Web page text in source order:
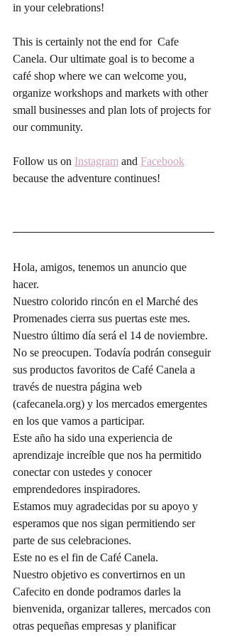
in your celebrations!
This is certainly not the end for  Cafe
Canela. Our ultimate goal is to become a
café shop where we can welcome you,
organize workshops and markets with other
small businesses and plan lots of projects for
our community.
Follow us on Instagram and Facebook
because the adventure continues!
Hola, amigos, tenemos un anuncio que
hacer.
Nuestro colorido rincón en el Marché des
Promenades cierra sus puertas este mes.
Nuestro último día será el 14 de noviembre.
No se preocupen. Todavía podrán conseguir
sus productos favoritos de Café Canela a
través de nuestra página web
(cafecanela.org) y los mercados emergentes
en los que vamos a participar.
Este año ha sido una experiencia de
aprendizaje increíble que nos ha permitido
conectar con ustedes y conocer
emprendedores inspiradores.
Estamos muy agradecidas por su apoyo y
esperamos que nos sigan permitiendo ser
parte de sus celebraciones.
Este no es el fin de Café Canela.
Nuestro objetivo es convertirnos en un
Cafecito en donde podramos darles la
bienvenida, organizar talleres, mercados con
otras pequeñas empresas y planificar